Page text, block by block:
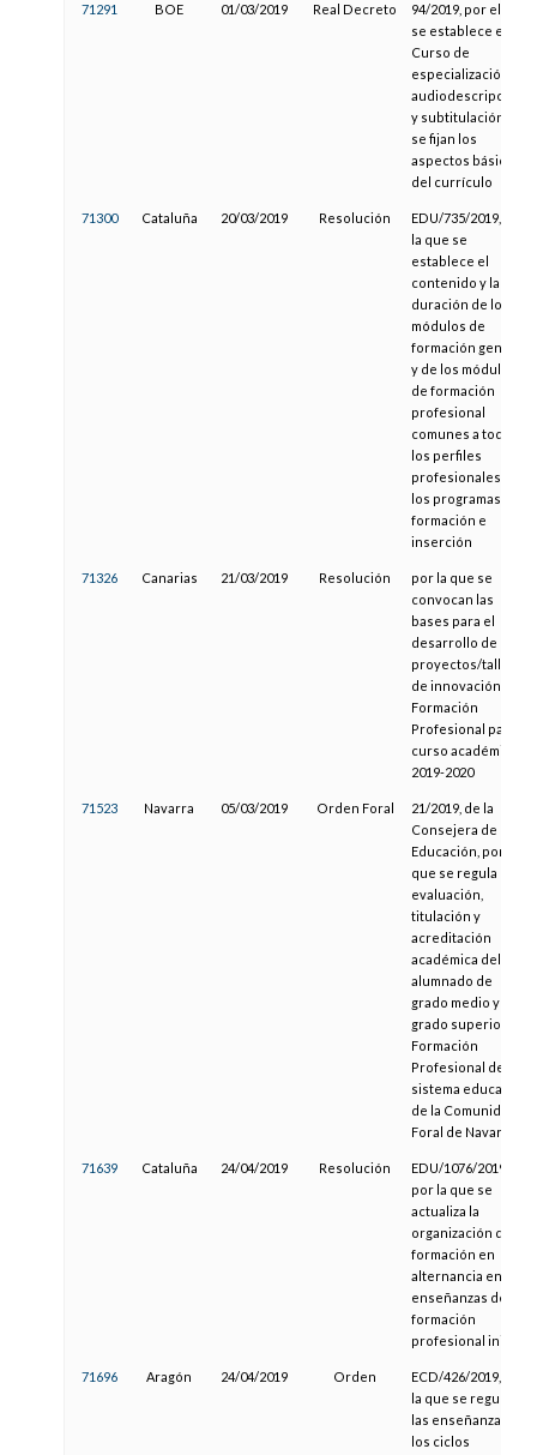
71291 BOE 01/03/2019 Real Decreto
94/2019, por el que
se establece el
Curso de
especialización en
audiodescripción
y subtitulación y
se fijan los
aspectos básicos
del currículo
71300 Cataluña 20/03/2019 Resolución
EDU/735/2019, por
la que se
establece el
contenido y la
duración de los
módulos de
formación general
y de los módulos
de formación
profesional
comunes a todos
los perfiles
profesionales de
los programas de
formación e
inserción
71326 Canarias 21/03/2019 Resolución
por la que se
convocan las
bases para el
desarrollo de
proyectos/talleres
de innovación en
Formación
Profesional para el
curso académico
2019-2020
71523 Navarra 05/03/2019 Orden Foral
21/2019, de la
Consejera de
Educación, por la
que se regula la
evaluación,
titulación y
acreditación
académica del
alumnado de
grado medio y de
grado superior de
Formación
Profesional del
sistema educativo
de la Comunidad
Foral de Navarra
71639 Cataluña 24/04/2019 Resolución
EDU/1076/2019,
por la que se
actualiza la
organización de la
formación en
alternancia en las
enseñanzas de
formación
profesional inicial
71696 Aragón 24/04/2019 Orden
ECD/426/2019, por
la que se regulan
las enseñanzas de
los ciclos